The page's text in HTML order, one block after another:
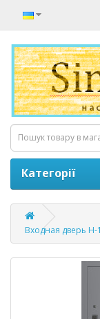
Категорії
Входная дверь